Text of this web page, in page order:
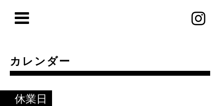
カレンダー
休業日